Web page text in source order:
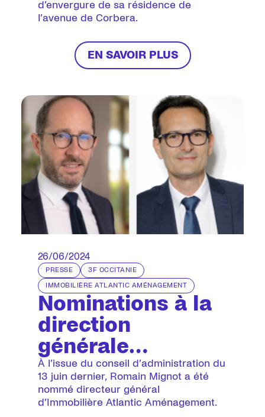
d’envergure de sa résidence de
l’avenue de Corbera.
EN SAVOIR PLUS
26/06/2024
PRESSE
3F OCCITANIE
IMMOBILIÈRE ATLANTIC AMÉNAGEMENT
Nominations à la
direction
générale
d'Immobilière
Atlantic
Aménagement et
À l’issue du conseil d’administration du
13 juin dernier, Romain Mignot a été
nommé directeur général
d’Immobilière Atlantic Aménagement.